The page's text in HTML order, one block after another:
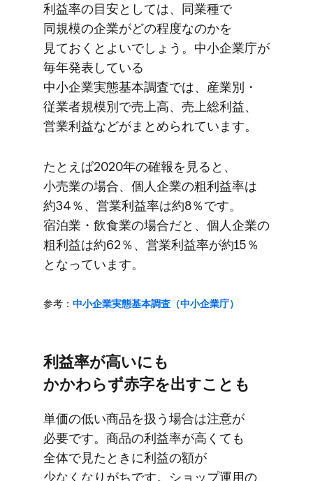
利益率の​目安と​しては、​同業種で​
同規模の​企業が​どの​程度なのかを​
見ておくと​よいでしょう。​中小企業庁が​
毎年​発表している​
中小企業実態基本調査では、​産業別・
従業者規模別で​売上高、​売上総利益、​
営業利益などが​まとめられています。
た​とえば​2020年の​確報を​見ると、​
小売業の​場合、​個人企業の​粗利益率は​
約34％、​営業利益率は​約8％です。​
宿泊業・飲食業の​場合だと、​個人企業の​
粗利益は​約62％、​営業利益率が​約15％
と​なっています。
参考： 中​小企業実態基本調査​（中​小企業庁）
利益率が​高いにも​
かかわらず赤字を​出すことも
単価の​低い​商品を​扱う​場合は​注意が​
必要です。​商品の​利益率が​高くても​
全体で​見た​ときに​利益の​額が​
少なくなりがちです。​ショップ運用の​